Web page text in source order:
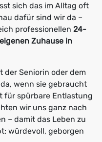
sich das im Alltag oft
dafür sind wir da –
professionellen 24-
Zuhause in
der Seniorin oder dem
wenn sie gebraucht
für spürbare Entlastung
wir uns ganz nach
– damit das Leben zu
würdevoll, geborgen